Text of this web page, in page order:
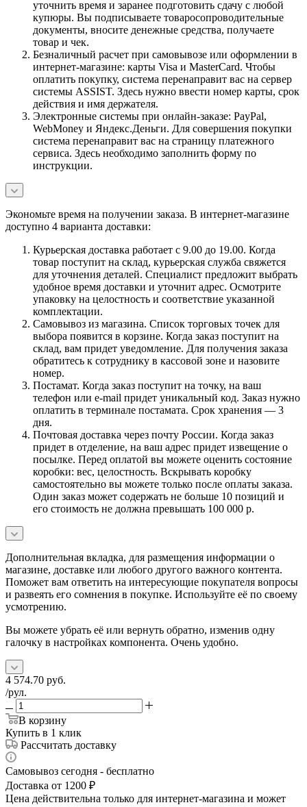
уточнить время и заранее подготовить сдачу с любой
купюры. Вы подписываете товаросопроводительные
документы, вносите денежные средства, получаете
товар и чек.
Безналичный расчет при самовывозе или оформлении в
интернет-магазине: карты Visa и MasterCard. Чтобы
оплатить покупку, система перенаправит вас на сервер
системы ASSIST. Здесь нужно ввести номер карты, срок
действия и имя держателя.
Электронные системы при онлайн-заказе: PayPal,
WebMoney и Яндекс.Деньги. Для совершения покупки
система перенаправит вас на страницу платежного
сервиса. Здесь необходимо заполнить форму по
инструкции.
Экономьте время на получении заказа. В интернет-магазине
доступно 4 варианта доставки:
Курьерская доставка работает с 9.00 до 19.00. Когда
товар поступит на склад, курьерская служба свяжется
для уточнения деталей. Специалист предложит выбрать
удобное время доставки и уточнит адрес. Осмотрите
упаковку на целостность и соответствие указанной
комплектации.
Самовывоз из магазина. Список торговых точек для
выбора появится в корзине. Когда заказ поступит на
склад, вам придет уведомление. Для получения заказа
обратитесь к сотруднику в кассовой зоне и назовите
номер.
Постамат. Когда заказ поступит на точку, на ваш
телефон или e-mail придет уникальный код. Заказ нужно
оплатить в терминале постамата. Срок хранения — 3
дня.
Почтовая доставка через почту России. Когда заказ
придет в отделение, на ваш адрес придет извещение о
посылке. Перед оплатой вы можете оценить состояние
коробки: вес, целостность. Вскрывать коробку
самостоятельно вы можете только после оплаты заказа.
Один заказ может содержать не больше 10 позиций и
его стоимость не должна превышать 100 000 р.
Дополнительная вкладка, для размещения информации о
магазине, доставке или любого другого важного контента.
Поможет вам ответить на интересующие покупателя вопросы
и развеять его сомнения в покупке. Используйте её по своему
усмотрению.
Вы можете убрать её или вернуть обратно, изменив одну
галочку в настройках компонента. Очень удобно.
4 574.70 руб.
/рул.
В корзину
Купить в 1 клик
Рассчитать доставку
Самовывоз сегодня - бесплатно
Доставка от 1200 ₽
Цена действительна только для интернет-магазина и может